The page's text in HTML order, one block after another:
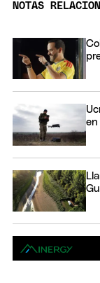
NOTAS
en